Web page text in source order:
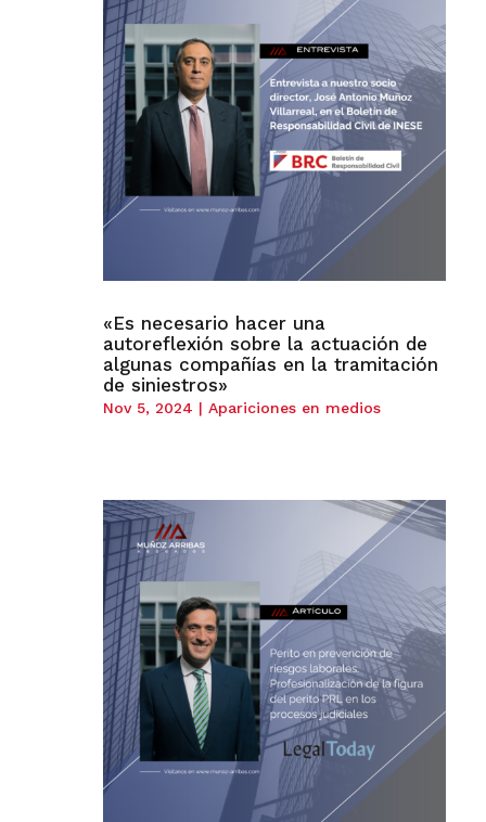
«Es necesario hacer una
autoreflexión sobre la actuación de
algunas compañías en la tramitación
de siniestros»
Nov 5, 2024 | Apariciones en medios